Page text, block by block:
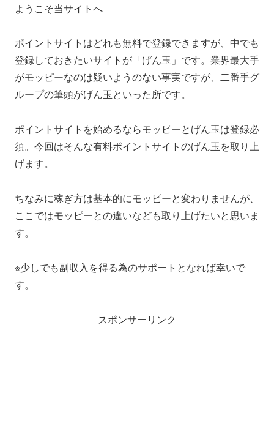
ようこそ当サイトへ
ポイントサイトはどれも無料で登録できますが、中でも
登録しておきたいサイトが「げん玉」です。業界最大手
がモッピーなのは疑いようのない事実ですが、二番手グ
ループの筆頭がげん玉といった所です。
ポイントサイトを始めるならモッピーとげん玉は登録必
須。今回はそんな有料ポイントサイトのげん玉を取り上
げます。
ちなみに稼ぎ方は基本的にモッピーと変わりませんが、
ここではモッピーとの違いなども取り上げたいと思いま
す。
※少しでも副収入を得る為のサポートとなれば幸いで
す。
スポンサーリンク